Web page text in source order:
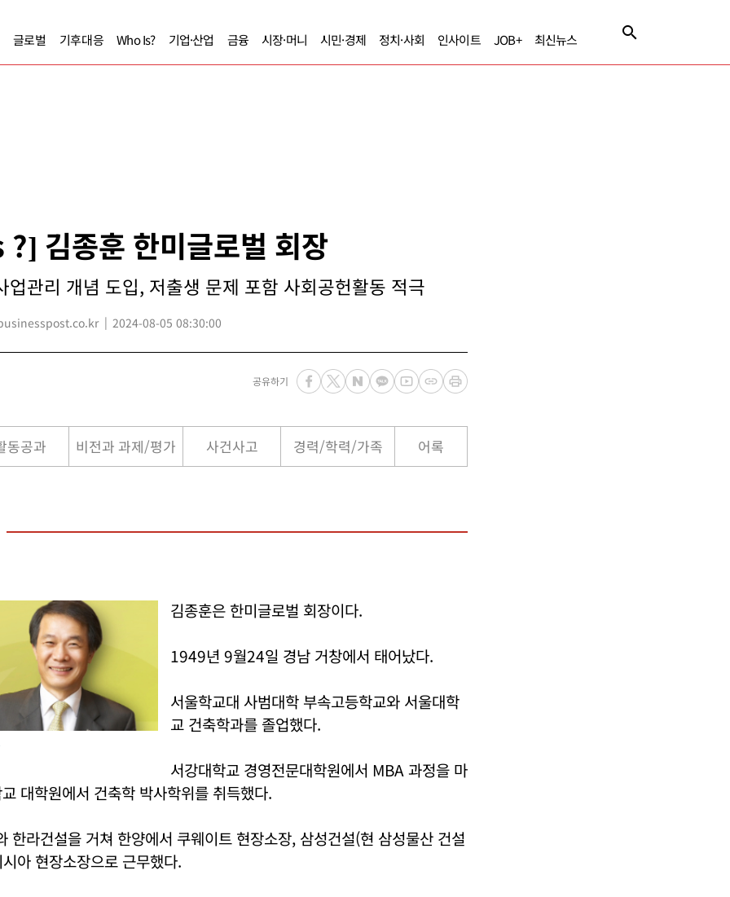
글로벌 기후대응 Who Is? 기업·산업 금융 시장·머니 시민·경제 정치·사회 인사이트 JOB+ 최신뉴스
김종훈 한미글로벌 회장
업관리 개념 도입, 저출생 문제 포함 사회공헌활동 적극
2024-08-05 08:30:00
공유하기
동공과 비전과 과제/평가 사건사고 경력/학력/가족 어록
김종훈은 한미글로벌 회장이다.
1949년 9월24일 경남 거창에서 태어났다.
서울학교대 사범대학 부속고등학교와 서울대학
교 건축학과를 졸업했다.
서강대학교 경영전문대학원에서 MBA 과정을 마
대학원에서 건축학 박사학위를 취득했다.
한라건설을 거쳐 한양에서 쿠웨이트 현장소장, 삼성건설(현 삼성물산 건설
아 현장소장으로 근무했다.